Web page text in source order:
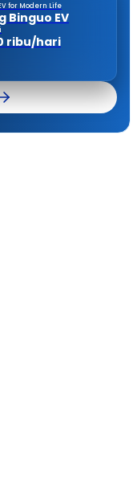
for Modern Life
Binguo EV
ribu/hari